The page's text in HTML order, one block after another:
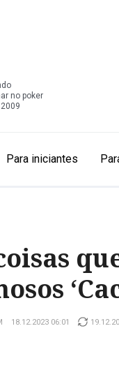
no poker
Para iniciantes
18.12.2023 06:01